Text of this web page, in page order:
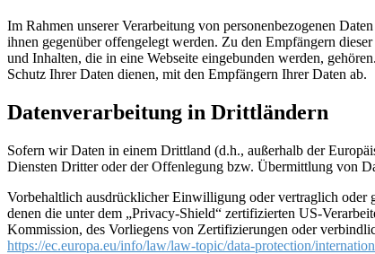
Im Rahmen unserer Verarbeitung von personenbezogenen
ihnen gegenüber offengelegt werden. Zu den Empfängern
und Inhalten, die in eine Webseite eingebunden werden,
Schutz Ihrer Daten dienen, mit den Empfängern Ihrer Daten ab.
Datenverarbeitung in Drittländern
Sofern wir Daten in einem Drittland (d.h., außerhalb der
Diensten Dritter oder der Offenlegung bzw. Übermittlung von
Vorbehaltlich ausdrücklicher Einwilligung oder vertraglich oder
denen die unter dem „Privacy-Shield“ zertifizierten US-
Kommission, des Vorliegens von Zertifizierungen oder
https://ec.europa.eu/info/law/law-topic/data-protection/